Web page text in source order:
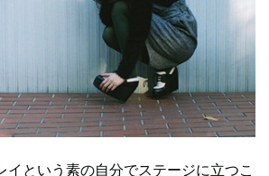
という素の自分でステージに立つこ